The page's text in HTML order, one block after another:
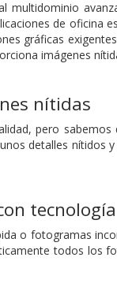
multidominio
de oficina
gráficas
imágenes
nítidas
pero
detalles nítidos
o fotogramas
todos los